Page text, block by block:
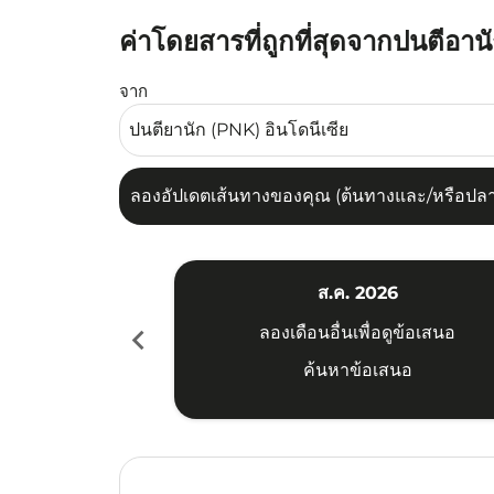
ค่าโดยสารที่ถูกที่สุดจากปนตีอา
จาก
ลองอัปเดตเส้นทางของคุณ (ต้นทางและ/หรือป
ลองอัปเดตเส้นทางของคุณ (ต้นทางและ/หรือปล
chevron_left
ส.ค. 2026
ลองเดือนอื่นเพื่อดูข้อเสนอ
ค้นหาข้อเสนอ